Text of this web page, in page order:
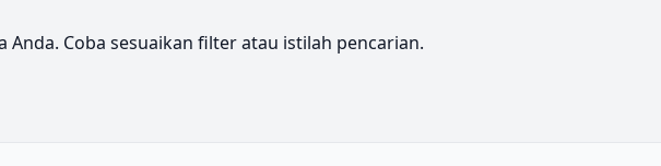
Coba sesuaikan filter atau istilah pencarian.